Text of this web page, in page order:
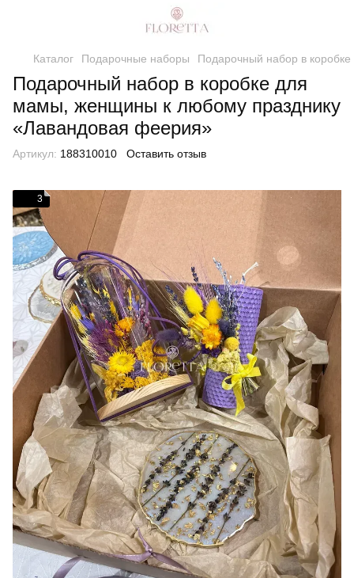
Каталог Подарочные наборы Подарочный набор в
Подарочный набор в коробке для
мамы, женщины к любому празднику
«Лавандовая феерия»
Артикул: 188310010 Оставить отзыв
3